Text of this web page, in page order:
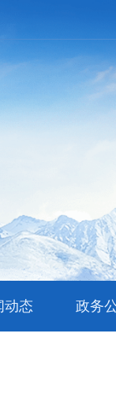
动态 政务